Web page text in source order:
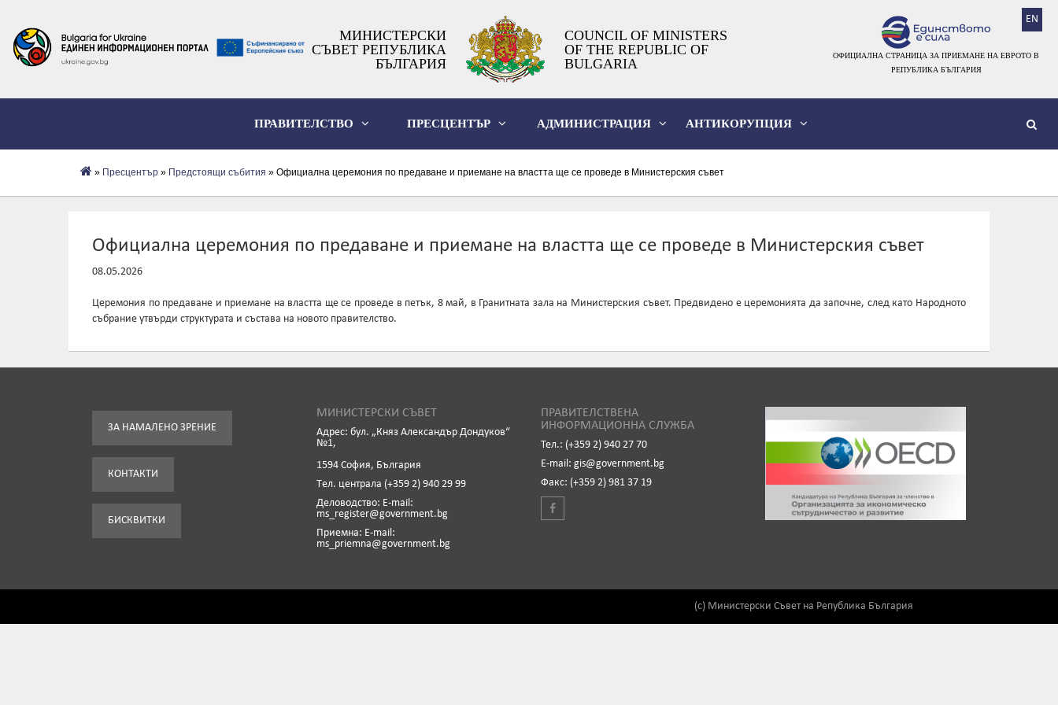
EN
МИНИСТЕРСКИ
СЪВЕТ РЕПУБЛИКА
БЪЛГАРИЯ
COUNCIL OF MINISTERS
OF THE REPUBLIC OF
BULGARIA
ОФИЦИАЛНА СТРАНИЦА ЗА ПРИЕМАНЕ НА ЕВРОТО В
РЕПУБЛИКА БЪЛГАРИЯ
ПРАВИТЕЛСТВО ПРЕСЦЕНТЪР АДМИНИСТРАЦИЯ АНТИКОРУПЦИЯ
» Пресцентър » Предстоящи събития » Официална церемония по предаване и приемане на властта ще се проведе в Министерския съвет
Официална церемония по предаване и приемане на властта ще се проведе в Министерския съвет
08.05.2026
Церемония по предаване и приемане на властта ще се проведе в петък, 8 май, в Гранитната зала на Министерския съвет. Предвидено е церемонията да започне, след като Народното
събрание утвърди структурата и състава на новото правителство.
ЗА НАМАЛЕНО ЗРЕНИЕ
КОНТАКТИ
БИСКВИТКИ
МИНИСТЕРСКИ СЪВЕТ
Адрес: бул. „Княз Александър Дондуков“
№1,
1594 София, България
Tел. централа (+359 2) 940 29 99
Деловодство: Е-mail:
ms_register@government.bg
Приемна: Е-mail:
ms_priemna@government.bg
ПРАВИТЕЛСТВЕНА
ИНФОРМАЦИОННА СЛУЖБА
Тел.: (+359 2) 940 27 70
Е-mail: gis@government.bg
Факс: (+359 2) 981 37 19
(c) Министерски Съвет на Република България